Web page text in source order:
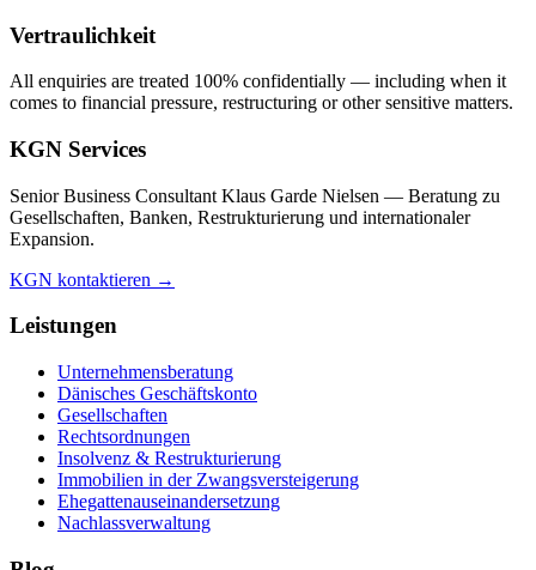
Vertraulichkeit
All enquiries are treated 100% confidentially — including when it
comes to financial pressure, restructuring or other sensitive matters.
KGN Services
Senior Business Consultant Klaus Garde Nielsen — Beratung zu
Gesellschaften, Banken, Restrukturierung und internationaler
Expansion.
KGN kontaktieren →
Leistungen
Unternehmensberatung
Dänisches Geschäftskonto
Gesellschaften
Rechtsordnungen
Insolvenz & Restrukturierung
Immobilien in der Zwangsversteigerung
Ehegattenauseinandersetzung
Nachlassverwaltung